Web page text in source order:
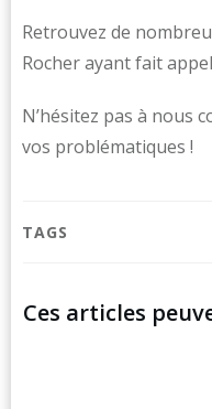
Retrouvez de
Rocher ayant fait
N’hésitez pas à nous
vos problématiques !
TAGS
Ces articles